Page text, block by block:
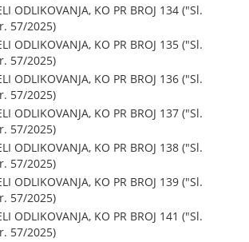
ODLIKOVANJA, KO PR BROJ 134 ("Sl.
57/2025)
ODLIKOVANJA, KO PR BROJ 135 ("Sl.
57/2025)
ODLIKOVANJA, KO PR BROJ 136 ("Sl.
57/2025)
ODLIKOVANJA, KO PR BROJ 137 ("Sl.
57/2025)
ODLIKOVANJA, KO PR BROJ 138 ("Sl.
57/2025)
ODLIKOVANJA, KO PR BROJ 139 ("Sl.
57/2025)
ODLIKOVANJA, KO PR BROJ 141 ("Sl.
57/2025)